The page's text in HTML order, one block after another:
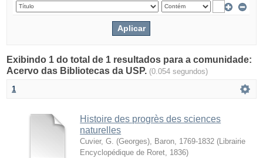
Exibindo 1 do total de 1 resultados para a comunidade:
Acervo das Bibliotecas da USP. (0.054 segundos)
1
Histoire des progrès des sciences
naturelles
Cuvier, G. (Georges), Baron, 1769-1832 ( Librairie
Encyclopédique de Roret 1836)